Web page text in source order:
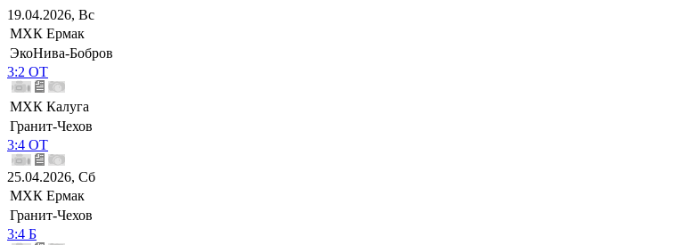
19.04.2026, Вс
МХК Ермак
ЭкоНива-Бобров
3:2 ОТ
МХК Калуга
Гранит-Чехов
3:4 ОТ
25.04.2026, Сб
МХК Ермак
Гранит-Чехов
3:4 Б